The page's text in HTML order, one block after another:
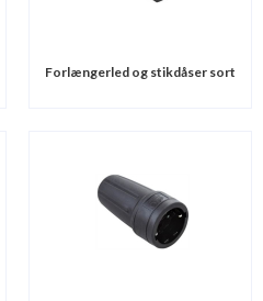
Forlængerled og stikdåser sort